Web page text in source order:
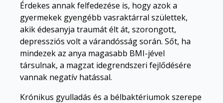
Érdekes annak felfedezése is, hogy azok a
gyermekek gyengébb vasraktárral születtek,
akik édesanyja traumát élt át, szorongott,
depressziós volt a várandósság során. Sőt, ha
mindezek az anya magasabb BMI-jével
társulnak, a magzat idegrendszeri fejlődésére
vannak negatív hatással.
Krónikus gyulladás és a bélbaktériumok szerepe